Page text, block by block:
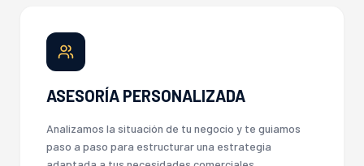
ASESORÍA PERSONALIZADA
Analizamos la situación de tu negocio y te guiamos
paso a paso para estructurar una estrategia